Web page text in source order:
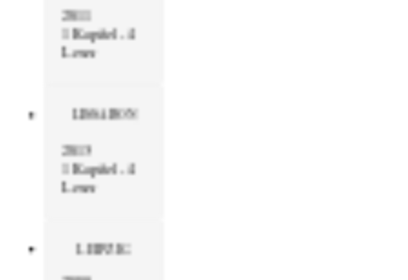
2011
1 Kapitel - 4
Leser
LISSABON
2013
1 Kapitel - 4
Leser
LEIPZIG